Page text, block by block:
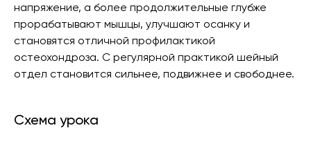
напряжение, а более продолжительные глубже
прорабатывают мышцы, улучшают осанку и
становятся отличной профилактикой
остеохондроза. С регулярной практикой шейный
отдел становится сильнее, подвижнее и свободнее.
Схема урока